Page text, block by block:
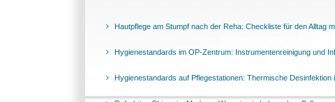
Hautpflege am Stumpf nach der Reha: Checkliste für den Alltag
Hygienestandards im OP-Zentrum: Instrumentenreinigung und
Hygienestandards auf Pflegestationen: Thermische Desinfektion